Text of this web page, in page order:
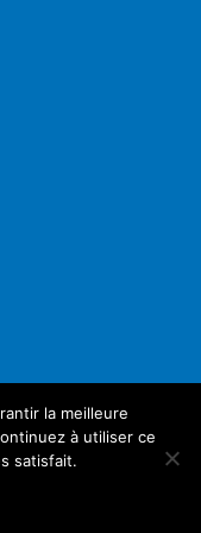
la meilleure
à utiliser ce
satisfait.